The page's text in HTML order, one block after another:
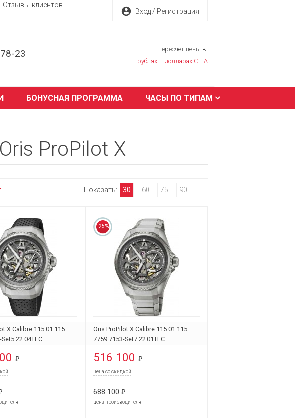
Отзывы клиентов
account_circle Вход / Регистрация
23
Пересчет цены в:
рублях | долларах США
БОНУСНАЯ ПРОГРАММА ЧАСЫ ПО ТИПАМ
ProPilot X
Показать: 30 60 75 90
X Calibre 115 01 115
22 04TLC
₽
25%
Oris ProPilot X Calibre 115 01 115
7759 7153-Set7 22 01TLC
516 100 ₽
цена со скидкой
688 100 ₽
цена производителя